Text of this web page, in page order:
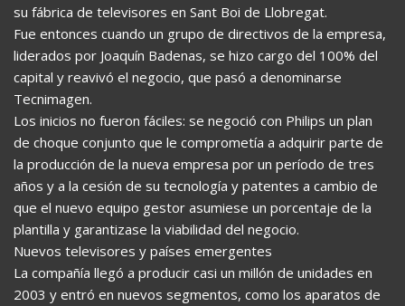
su fábrica de televisores en Sant Boi de Llobregat.
Fue entonces cuando un grupo de directivos de la empresa,
liderados por Joaquín Badenas, se hizo cargo del 100% del
capital y reavivó el negocio, que pasó a denominarse
Tecnimagen.
Los inicios no fueron fáciles: se negoció con Philips un plan
de choque conjunto que le comprometía a adquirir parte de
la producción de la nueva empresa por un período de tres
años y a la cesión de su tecnología y patentes a cambio de
que el nuevo equipo gestor asumiese un porcentaje de la
plantilla y garantizase la viabilidad del negocio.
Nuevos televisores y países emergentes
La compañía llegó a producir casi un millón de unidades en
2003 y entró en nuevos segmentos, como los aparatos de